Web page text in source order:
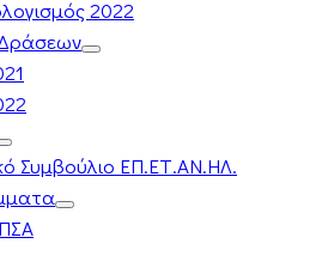
2022
Συμβούλιο ΕΠ.ΕΤ.ΑΝ.ΗΛ.